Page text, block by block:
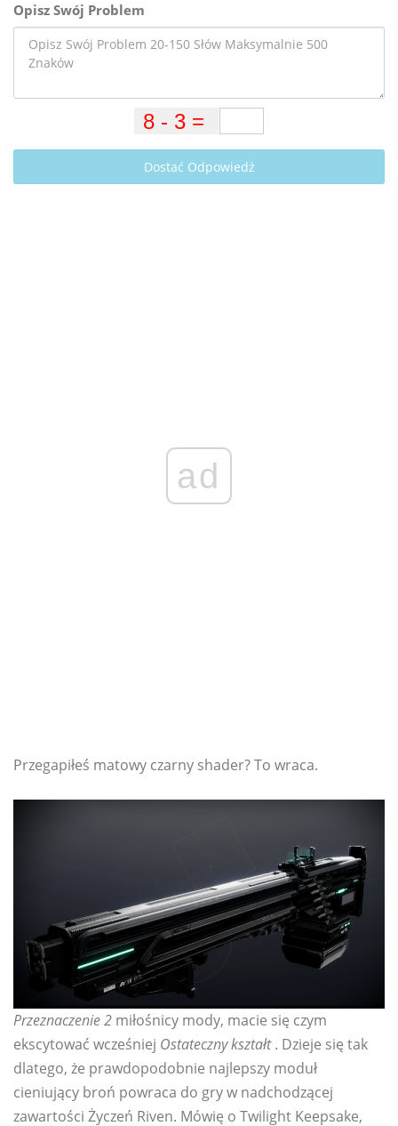
Opisz Swój Problem
Dostać Odpowiedź
ad
Przegapiłeś matowy czarny shader? To wraca.
Przeznaczenie 2 miłośnicy mody, macie się czym
ekscytować wcześniej Ostateczny kształt. Dzieje się tak
dlatego, że prawdopodobnie najlepszy moduł
cieniujący broń powraca do gry w nadchodzącej
zawartości Życzeń Riven. Mówię o Twilight Keepsake,